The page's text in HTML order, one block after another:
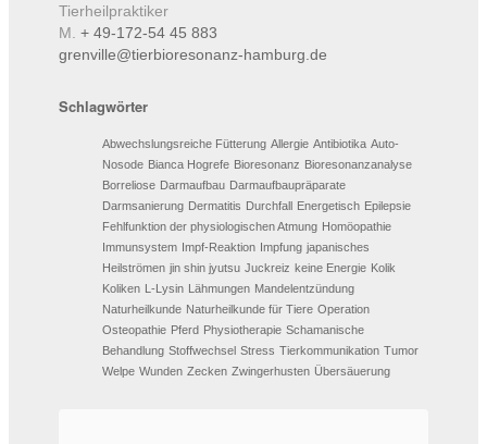
Tierheilpraktiker
M. + 49-172-54 45 883
grenville@tierbioresonanz-hamburg.de
Schlagwörter
Abwechslungsreiche Fütterung Allergie Antibiotika Auto-
Nosode Bianca Hogrefe Bioresonanz Bioresonanzanalyse
Borreliose Darmaufbau Darmaufbaupräparate
Darmsanierung Dermatitis Durchfall Energetisch Epilepsie
Fehlfunktion der physiologischen Atmung Homöopathie
Immunsystem Impf-Reaktion Impfung japanisches
Heilströmen jin shin jyutsu Juckreiz keine Energie Kolik
Koliken L-Lysin Lähmungen Mandelentzündung
Naturheilkunde Naturheilkunde für Tiere Operation
Osteopathie Pferd Physiotherapie Schamanische
Behandlung Stoffwechsel Stress Tierkommunikation Tumor
Welpe Wunden Zecken Zwingerhusten Übersäuerung